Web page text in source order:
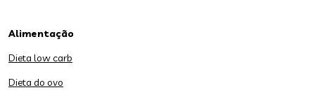
Alimentação
Dieta low carb
Dieta do ovo